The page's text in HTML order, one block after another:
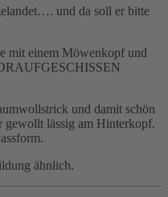
und da soll er bitte
mit einem Möwenkopf und
und damit schön
gewollt lässig am Hinterkopf.
ähnlich.